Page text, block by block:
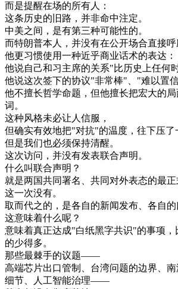
而是提醒在场的所有人 ：
这条历史的 旧 路 ， 并非命中注定。
中美之间 ， 是有第三种可能性的。
而特朗普本人 ， 并没有在公开场合直接呼
他更习惯使用一种近乎商业话术的表达 ：
他说自己和习主席的关系"比历史上任何
他说这次签下的协议"非常棒"、 "难以置
他不擅长哲学命题 ， 但他擅长把宏大的
词。
这种风格未必让人信服 ，
但确实有效地把"对抗"的温度 ， 往下压了
但是我们也必须保持清醒。
这次访问 ， 并没有发表联合声明。
什么叫联合声明 ？
就是两国共同署名 、 共同对外表态的最
这一次没有。
取而代之的 ， 是各自的新闻发布、 各自的
这意味着什么呢 ？
意味着真正达成"白纸黑字共识"的事项 ，
的少得多。
那些最棘手的议题——
高端芯片出口管制 、 台湾问题的边界、 南
细节、 人工智能治理——